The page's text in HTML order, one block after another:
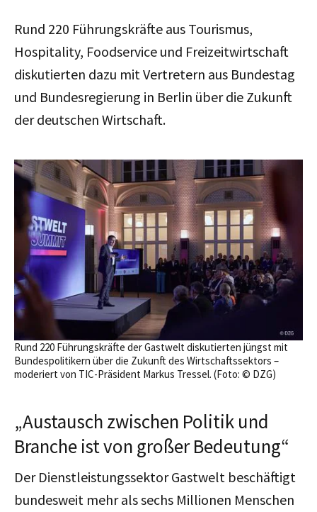
Rund 220 Führungskräfte aus Tourismus,
Hospitality, Foodservice und Freizeitwirtschaft
diskutierten dazu mit Vertretern aus Bundestag
und Bundesregierung in Berlin über die Zukunft
der deutschen Wirtschaft.
Rund 220 Führungskräfte der Gastwelt diskutierten jüngst mit
Bundespolitikern über die Zukunft des Wirtschaftssektors –
moderiert von TIC-Präsident Markus Tressel. (Foto: © DZG)
„Austausch zwischen Politik und
Branche ist von großer Bedeutung“
Der Dienstleistungssektor Gastwelt beschäftigt
bundesweit mehr als sechs Millionen Menschen